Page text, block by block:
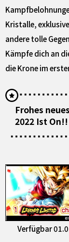
Kristalle,
andere tolle
Kämpfe dich an
die Krone im
Frohes
2022 Ist On!!
Verfügbar